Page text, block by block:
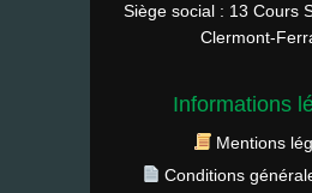
Siège social : 13 Cours
Clermont-
Informations
Mentions
Conditions